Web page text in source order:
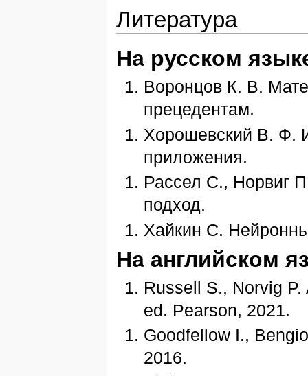
Литература
На русском
Воронцов К. В.
прецедентам.
Хорошевский В. Ф.
приложения.
Рассел С., Норвиг
подход.
Хайкин С.
На английском
Russell S., Norvig
ed. Pearson, 2021.
Goodfellow I.,
2016.